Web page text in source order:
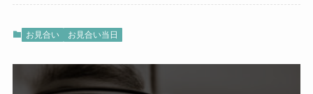
お見合い お見合い当日